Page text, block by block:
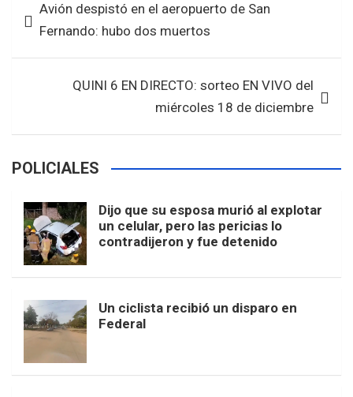
o
o
k
A
p
p
de Avión despistó en el aeropuerto de San
Fernando: hubo dos muertos
QUINI 6 EN DIRECTO: sorteo EN VIVO del
miércoles 18 de diciembre
POLICIALES
Dijo que su esposa murió al explotar
un celular, pero las pericias lo
contradijeron y fue detenido
Un ciclista recibió un disparo en
Federal